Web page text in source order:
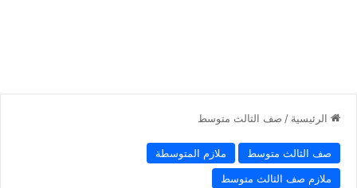
الرئيسية / صف الثالث متوسط
صف الثالث متوسط
ملازم المتوسطة
ملازم صف الثالث متوسط